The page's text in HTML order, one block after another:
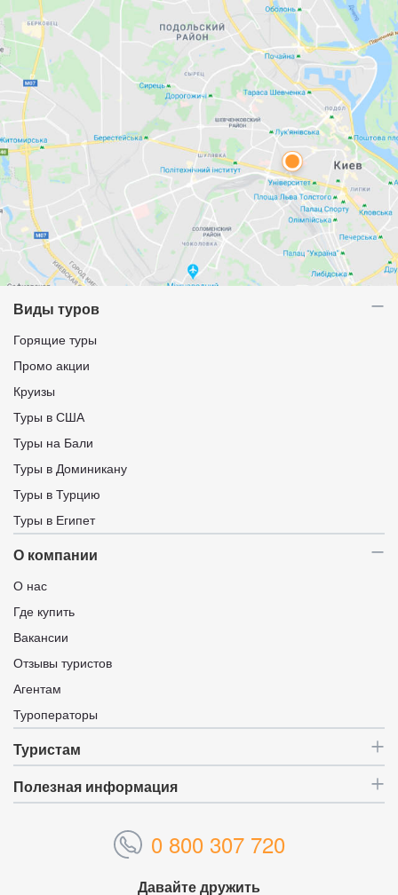
Виды туров
Горящие туры
Промо акции
Круизы
Туры в США
Туры на Бали
Туры в Доминикану
Туры в Турцию
Туры в Египет
О компании
О нас
Где купить
Вакансии
Отзывы туристов
Агентам
Туроператоры
Туристам
Полезная информация
0 800 307 720
Давайте дружить